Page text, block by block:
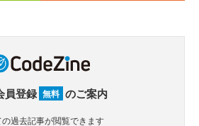
員登録 無料 のご案内
の過去記事が閲覧できます